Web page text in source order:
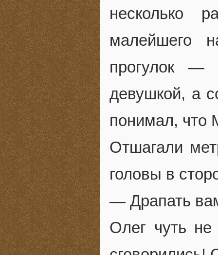
несколько
малейшего
прогулок —
девушкой, а
понимал, что
Отшагали
головы в
— Драпать
Олег чуть